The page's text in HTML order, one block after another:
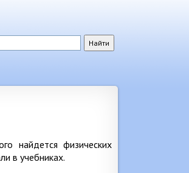
найдется физических
в учебниках.